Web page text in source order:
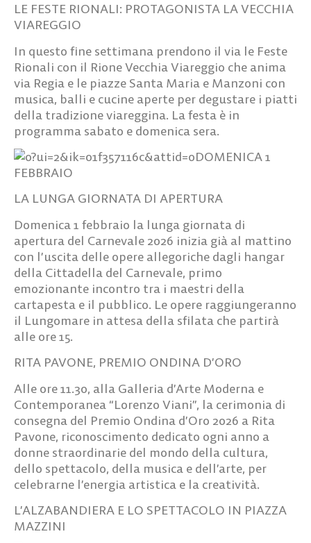
LE FESTE RIONALI: PROTAGONISTA LA VECCHIA
VIAREGGIO
In questo fine settimana prendono il via le Feste
Rionali con il Rione Vecchia Viareggio che anima
via Regia e le piazze Santa Maria e Manzoni con
musica, balli e cucine aperte per degustare i piatti
della tradizione viareggina. La festa è in
programma sabato e domenica sera.
DOMENICA 1
FEBBRAIO
LA LUNGA GIORNATA DI APERTURA
Domenica 1 febbraio la lunga giornata di
apertura del Carnevale 2026 inizia già al mattino
con l’uscita delle opere allegoriche dagli hangar
della Cittadella del Carnevale, primo
emozionante incontro tra i maestri della
cartapesta e il pubblico. Le opere raggiungeranno
il Lungomare in attesa della sfilata che partirà
alle ore 15.
RITA PAVONE, PREMIO ONDINA D’ORO
Alle ore 11.30, alla Galleria d’Arte Moderna e
Contemporanea “Lorenzo Viani”, la cerimonia di
consegna del Premio Ondina d’Oro 2026 a Rita
Pavone, riconoscimento dedicato ogni anno a
donne straordinarie del mondo della cultura,
dello spettacolo, della musica e dell’arte, per
celebrarne l’energia artistica e la creatività.
L’ALZABANDIERA E LO SPETTACOLO IN PIAZZA
MAZZINI